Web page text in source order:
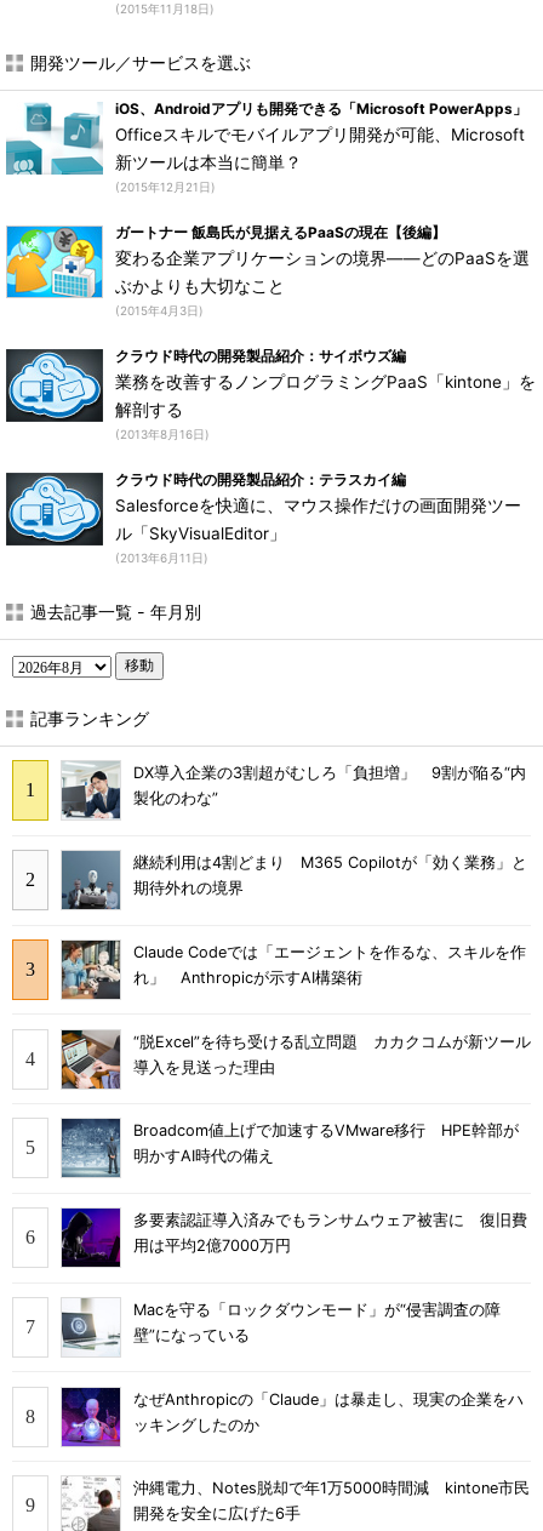
(2015年11月18日)
開発ツール／サービスを選ぶ
iOS、Androidアプリも開発できる「Microsoft PowerApps」
Officeスキルでモバイルアプリ開発が可能、Microsoft
新ツールは本当に簡単？
(2015年12月21日)
ガートナー 飯島氏が見据えるPaaSの現在【後編】
変わる企業アプリケーションの境界――どのPaaSを選
ぶかよりも大切なこと
(2015年4月3日)
クラウド時代の開発製品紹介：サイボウズ編
業務を改善するノンプログラミングPaaS「kintone」を
解剖する
(2013年8月16日)
クラウド時代の開発製品紹介：テラスカイ編
Salesforceを快適に、マウス操作だけの画面開発ツー
ル「SkyVisualEditor」
(2013年6月11日)
過去記事一覧 - 年月別
移動
記事ランキング
DX導入企業の3割超がむしろ「負担増」 9割が陥る“内
製化のわな”
継続利用は4割どまり M365 Copilotが「効く業務」と
期待外れの境界
Claude Codeでは「エージェントを作るな、スキルを作
れ」 Anthropicが示すAI構築術
“脱Excel”を待ち受ける乱立問題 カカクコムが新ツール
導入を見送った理由
Broadcom値上げで加速するVMware移行 HPE幹部が
明かすAI時代の備え
多要素認証導入済みでもランサムウェア被害に 復旧費
用は平均2億7000万円
Macを守る「ロックダウンモード」が“侵害調査の障
壁”になっている
なぜAnthropicの「Claude」は暴走し、現実の企業をハ
ッキングしたのか
沖縄電力、Notes脱却で年1万5000時間減 kintone市民
開発を安全に広げた6手